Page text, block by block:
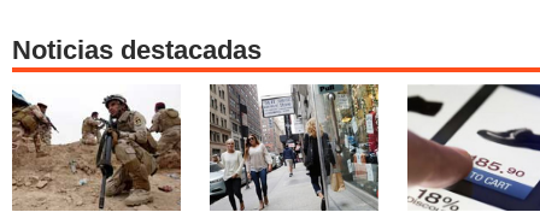
Noticias destacadas